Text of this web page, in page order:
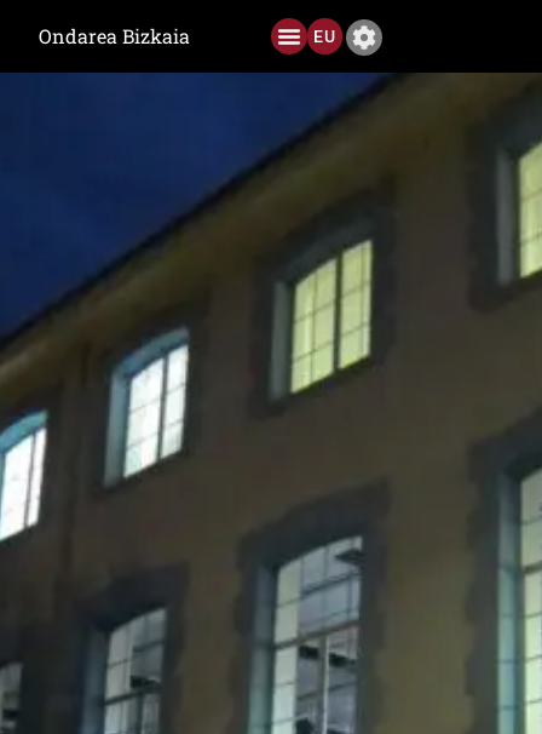
Ondarea Bizkaia EU